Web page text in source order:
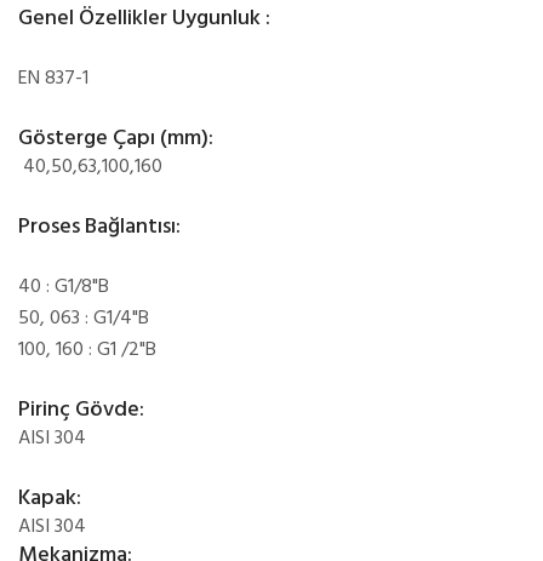
Genel Özellikler Uygunluk :
EN 837-1
Gösterge Çapı (mm):
40,50,63,100,160
Proses Bağlantısı:
40 : G1/8"B
50, 063 : G1/4"B
100, 160 : G1 /2"B
Pirinç Gövde:
AISI 304
Kapak:
AISI 304